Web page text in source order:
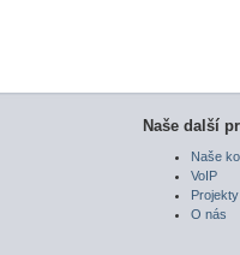
Naše další
Naše
VoIP
Projekty
O nás